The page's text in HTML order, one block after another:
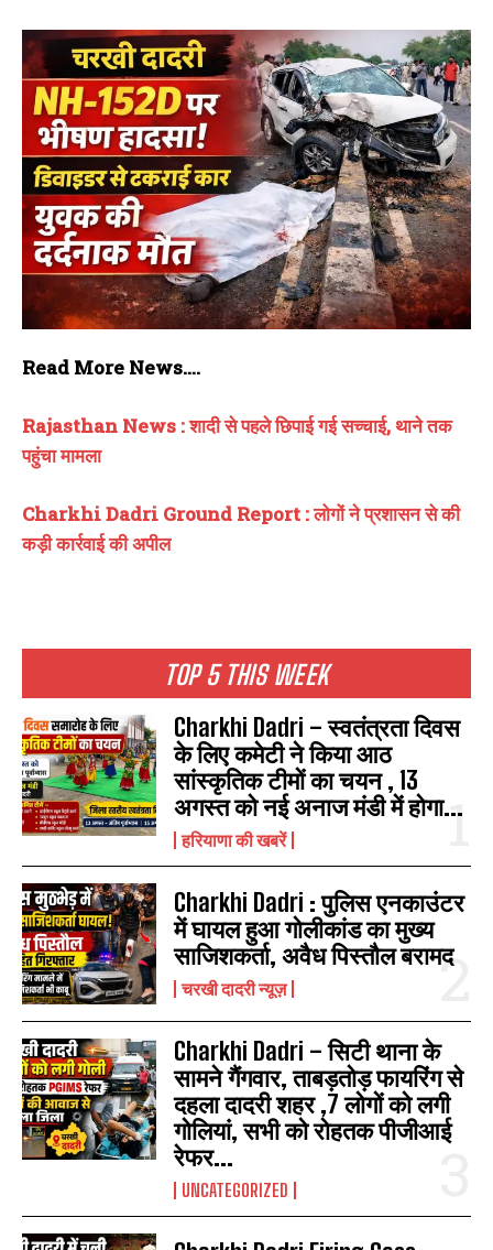
TOP 5 THIS WEEK
Charkhi Dadri – स्वतंत्रता दिवस
के लिए कमेटी ने किया आठ
सांस्कृतिक टीमों का चयन , 13
अगस्त को नई अनाज मंडी में होगा...
हरियाणा की खबरें
Charkhi Dadri : पुलिस एनकाउंटर
में घायल हुआ गोलीकांड का मुख्य
साजिशकर्ता, अवैध पिस्तौल बरामद
चरखी दादरी न्यूज़
Charkhi Dadri – सिटी थाना के
सामने गैंगवार, ताबड़तोड़ फायरिंग से
दहला दादरी शहर ,7 लोगों को लगी
गोलियां, सभी को रोहतक पीजीआई
रेफर...
UNCATEGORIZED
Read More News….
Rajasthan News : शादी से पहले छिपाई गई सच्चाई, थाने तक
पहुंचा मामला
Charkhi Dadri Ground Report : लोगों ने प्रशासन से की
कड़ी कार्रवाई की अपील